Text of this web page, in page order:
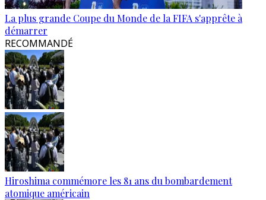
La plus grande Coupe du Monde de la FIFA s'apprête à
démarrer
RECOMMANDÉ
Hiroshima commémore les 81 ans du bombardement
atomique américain